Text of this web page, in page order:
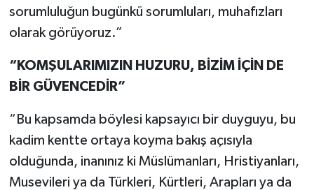
sorumluluğun bugünkü sorumluları, muhafızları
olarak görüyoruz.”
“KOMŞULARIMIZIN HUZURU, BİZİM İÇİN DE
BİR GÜVENCEDİR”
“Bu kapsamda böylesi kapsayıcı bir duyguyu, bu
kadim kentte ortaya koyma bakış açısıyla
olduğunda, inanınız ki Müslümanları, Hristiyanları,
Musevileri ya da Türkleri, Kürtleri, Arapları ya da